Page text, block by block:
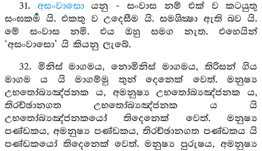
31.අසංවාසො යනු - සංවාස නම් එක් ව කටයුතු
සංඝකර්‍ම යි. එකතු ව උදෙසීම යි. සමශික්‍ෂා ඇති බව යි.
මේ සංවාස නමි. එය ඔහු සමග නැත. එහෙයින්
‘අසංවාසො’ යි කියනු ලැබේ.
32. මිනිස් මාගමය, නොමිනිස් මාගමය, තිරිසන් ගිය
මාගම ය යි මාගම්මු තුන් දෙනෙක් වෙත්. මනුෂ්‍ය
උභතෝබ්‍යඤ්ජනක ය, අමනුෂ්‍ය උභතෝබ්‍යඤ්ජනක ය,
තිරච්ඡානගත උභතෝබ්‍යඤ්ජනක ය යි
උභතෝබ්‍යඤ්ජනකයෝ තිදෙනෙක් වෙත්. මනුෂ්‍ය
පණ්ඩකය, අමනුෂ්‍ය පණ්ඩකය, තිරච්ඡානගත පණ්ඩකය යි
පණ්ඩකයෝ තිදෙනෙක් වෙත්. මනුෂ්‍ය පුරුෂය, අමනුෂ්‍ය